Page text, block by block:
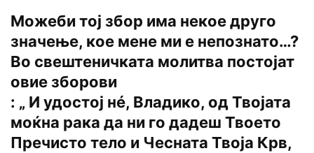
Можеби тој збор има некое друго
значење, кое мене ми е непознато…?
Во свештеничката молитва постојат
овие зборови
: „ И удостој нé, Владико, од Твојата
моќна рака да ни го дадеш Твоето
Пречисто тело и Чесната Твоја Крв,